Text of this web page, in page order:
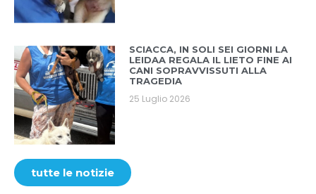
SCIACCA, IN SOLI SEI GIORNI LA
LEIDAA REGALA IL LIETO FINE AI
CANI SOPRAVVISSUTI ALLA
TRAGEDIA
25 Luglio 2026
tutte le notizie